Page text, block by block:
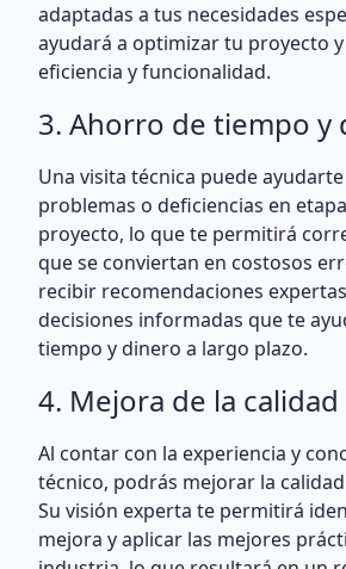
adaptadas a tus necesidades
ayudará a optimizar tu proyecto
eficiencia y funcionalidad.
3. Ahorro de tiempo y
Una visita técnica puede
problemas o deficiencias en
proyecto, lo que te permitirá
que se conviertan en costosos
recibir recomendaciones
decisiones informadas que te
tiempo y dinero a largo plazo.
4. Mejora de la calidad
Al contar con la experiencia y
técnico, podrás mejorar la
Su visión experta te permitirá
mejora y aplicar las mejores